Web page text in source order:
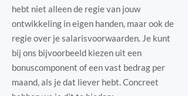
hebt niet alleen de regie van jouw
ontwikkeling in eigen handen, maar ook de
regie over je salarisvoorwaarden. Je kunt
bij ons bijvoorbeeld kiezen uit een
bonuscomponent of een vast bedrag per
maand, als je dat liever hebt. Concreet